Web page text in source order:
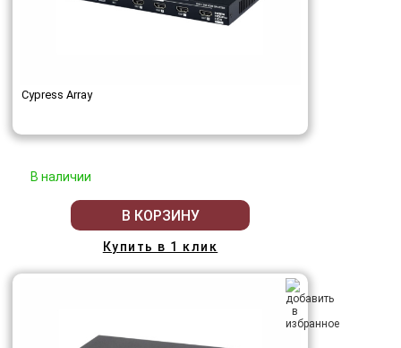
Cypress Array
В наличии
В КОРЗИНУ
Купить в 1 клик